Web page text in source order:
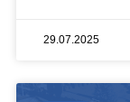
29.07.2025